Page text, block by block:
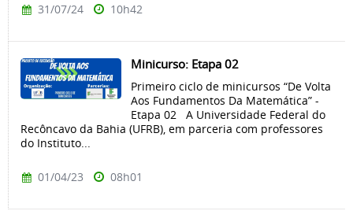
31/07/24 10h42
Minicurso: Etapa 02
Primeiro ciclo de minicursos “De Volta
Aos Fundamentos Da Matemática” -
Etapa 02 A Universidade Federal do
Recôncavo da Bahia (UFRB), em parceria com professores
do Instituto...
01/04/23 08h01